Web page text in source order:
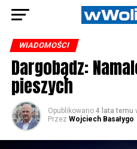
WIADOMOŚCI
Dargobądz:
pieszych
Opublikowano 4 lata temu
Przez Wojciech Basałygo